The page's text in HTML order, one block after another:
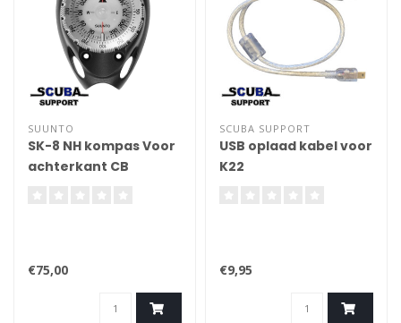
SUUNTO
SK-8 NH kompas Voor
achterkant CB
€75,00
SCUBA SUPPORT
USB oplaad kabel voor
K22
€9,95